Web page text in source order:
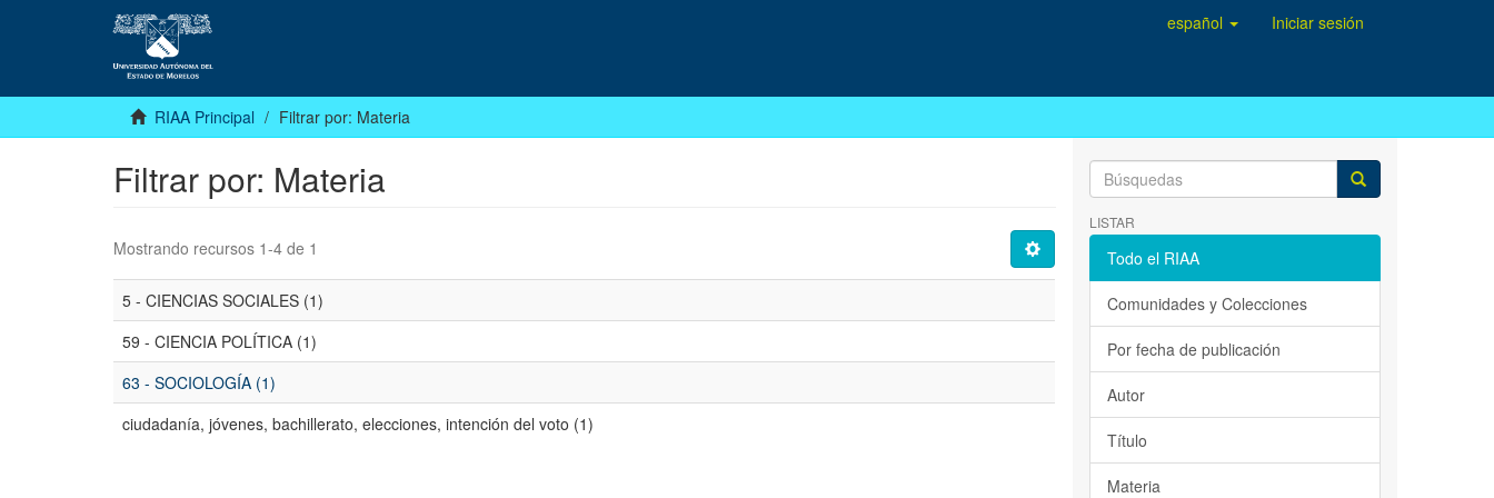
español Iniciar sesión
RIAA Principal Filtrar por: Materia
Filtrar por: Materia
Mostrando recursos 1-4 de 1
5 - CIENCIAS SOCIALES (1)
59 - CIENCIA POLÍTICA (1)
63 - SOCIOLOGÍA (1)
ciudadanía, jóvenes, bachillerato, elecciones, intención del voto (1)
LISTAR
Todo el RIAA
Comunidades y Colecciones
Por fecha de publicación
Autor
Título
Materia